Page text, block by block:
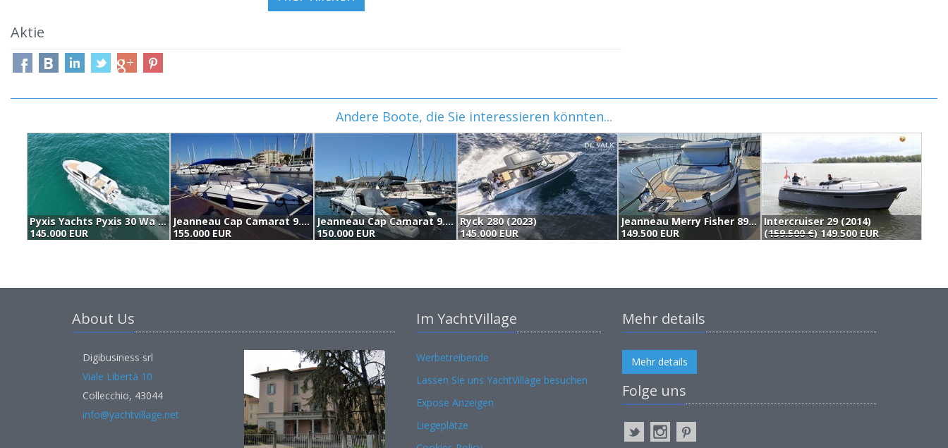
Aktie
Andere Boote, die Sie interessieren könnten...
Pyxis Yachts Pyxis 30 Wa Fishing (2022)
145.000 EUR
Jeanneau Cap Camarat 9.0 Wa (2021)
155.000 EUR
Jeanneau Cap Camarat 9.0 Wa (2023)
150.000 EUR
Ryck 280 (2023)
145.000 EUR
Jeanneau Merry Fisher 895 (2022)
149.500 EUR
Intercruiser 29 (2014)
(159.500 €) 149.500 EUR
About Us
Digibusiness srl
Viale Libertà 10
Collecchio, 43044
info@yachtvillage.net
Im YachtVillage
Werbetreibende
Lassen Sie uns YachtVillage besuchen
Expose Anzeigen
Liegeplätze
Mehr details
Mehr details
Folge uns